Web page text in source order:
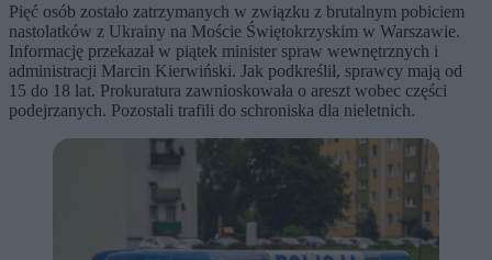
Pięć osób zostało zatrzymanych w związku z brutalnym pobiciem
nastolatków z Ukrainy na Moście Świętokrzyskim w Warszawie.
Informację przekazał w piątek minister spraw wewnętrznych i
administracji Marcin Kierwiński. Jak podkreślił, sprawcy mają od
15 do 18 lat. Prokuratura zawnioskowała o areszt wobec części
podejrzanych. Pozostali trafili do schroniska dla nieletnich.